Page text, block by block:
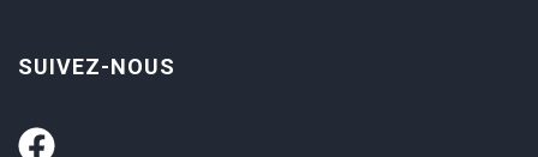
SUIVEZ-NOUS